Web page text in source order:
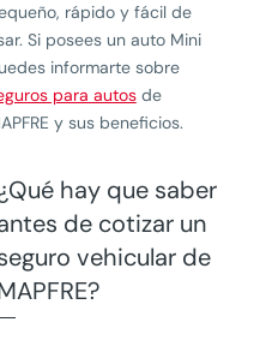
rápido y fácil de
Si posees un auto Mini
informarte sobre
para autosde
y sus beneficios.
hay que saber
de cotizar un
vehicular de